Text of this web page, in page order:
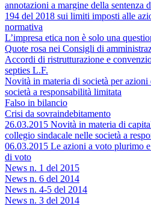
annotazioni a margine della sentenza
194 del 2018 sui limiti imposti alle
normativa
L’impresa etica non è solo una
Quote rosa nei Consigli di
Accordi di ristrutturazione e
septies L.F.
Novità in materia di società per
società a responsabilità limitata
Falso in bilancio
Crisi da sovraindebitamento
26.03.2015 Novità in materia di
collegio sindacale nelle società a
06.03.2015 Le azioni a voto plurimo
di voto
News n. 1 del 2015
News n. 6 del 2014
News n. 4-5 del 2014
News n. 3 del 2014